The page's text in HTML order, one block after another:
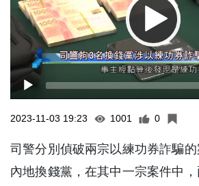
2023-11-03 19:23 1001 0
司警分別偵破兩宗以練功券詐騙
內地換錢黨，在其中一宗案件中，